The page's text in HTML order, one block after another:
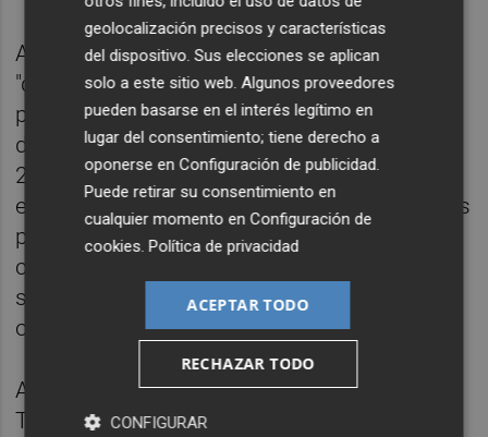
Así, recalca que este crecimiento lo han
"doblado con respecto a los datos de los
primeros meses de la temporada, pasando
de un total de 100 millones de seguidores a
200, como consecuencia de un cambio de
estrategia digital y de la integración en varios
proyectos
comunes como es la inversión en 'paid'
social, que pone en valor todo el contenido
orgánico realizado".
Además, el organismo que preside Javier
Tebas subraya que la primera temporada
geolocalización precisos y características
del dispositivo. Sus elecciones se aplican
solo a este sitio web. Algunos proveedores
pueden basarse en el interés legítimo en
lugar del consentimiento; tiene derecho a
oponerse enConfiguración de publicidad.
Puede retirar su consentimiento en
cualquier momento enConfiguración de
cookies.Política de privacidad
ACEPTAR TODO
RECHAZAR TODO
CONFIGURAR